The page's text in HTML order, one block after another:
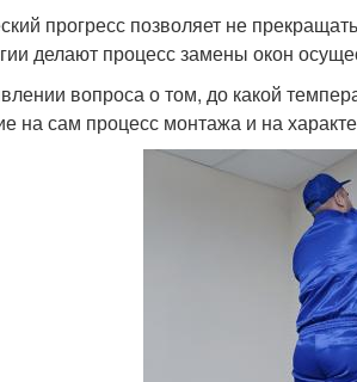
прогресс позволяет не
делают процесс замены окон
вопроса о том, до какой
на сам процесс монтажа и на